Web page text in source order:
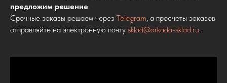
предложим решение.
Срочные заказы решаем через Telegram, а просчеты заказов
отправляйте на электронную почту sklad@arkada-sklad.ru.